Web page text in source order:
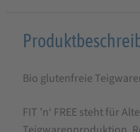
ALB-
GOLD
Bio
Bio glutenfreie
FIT ’n‘ FREE steht für